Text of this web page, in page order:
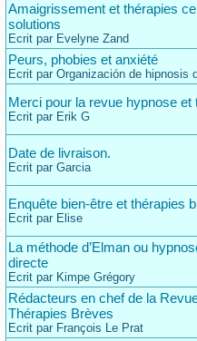
Amaigrissement et thérapies
solutions
Ecrit par Evelyne Zand
Peurs, phobies et anxiété
Ecrit par Organización de hipnosis
Merci pour la revue hypnose et
Ecrit par Erik G
Date de livraison.
Ecrit par Garcia
Enquête bien-être et thérapies
Ecrit par Elise
La méthode d’Elman ou
directe
Ecrit par Kimpe Grégory
Rédacteurs en chef de la
Thérapies Brèves
Ecrit par François Le Prat